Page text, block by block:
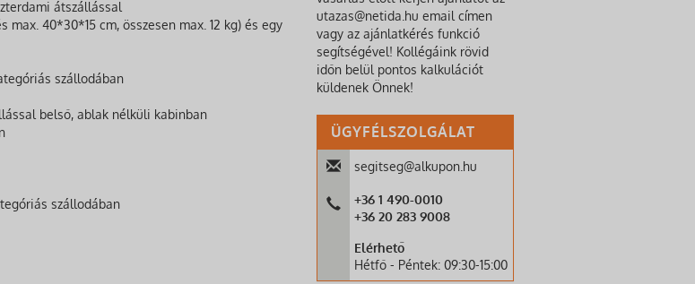
átszállással
40*30*15 cm, összesen max. 12 kg) és egy
szállodában
belső, ablak nélküli kabinban
szállodában
utazas@netida.hu email címen
vagy az ajánlatkérés funkció
segítségével! Kollégáink rövid
időn belül pontos kalkulációt
küldenek Önnek!
ÜGYFÉLSZOLGÁLAT
segitseg@alkupon.hu
+36 1 490-0010
+36 20 283 9008
Elérhető
Hétfő - Péntek: 09:30-15:00